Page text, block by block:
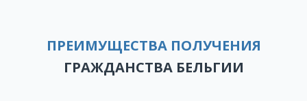
ПРЕИМУЩЕСТВА ПОЛУЧЕНИЯ
ГРАЖДАНСТВА БЕЛЬГИИ